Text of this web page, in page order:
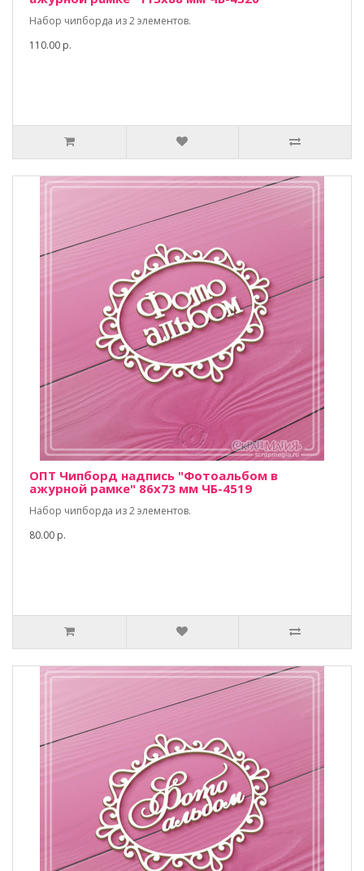
Набор чипборда из 2 элементов.
110.00 р.
ОПТ Чипборд надпись "Фотоальбом в
ажурной рамке" 86х73 мм ЧБ-4519
Набор чипборда из 2 элементов.
80.00 р.